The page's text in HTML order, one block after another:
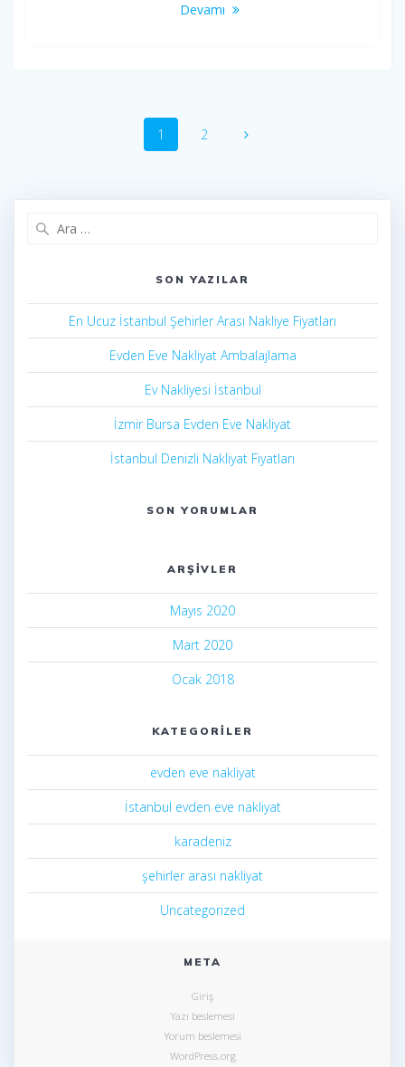
Devamı
Sayfa
1 Sayfa
2
SON YAZILAR
En Ucuz İstanbul Şehirler Arası Nakliye Fiyatları
Evden Eve Nakliyat Ambalajlama
Ev Nakliyesi İstanbul
İzmir Bursa Evden Eve Nakliyat
İstanbul Denizli Nakliyat Fiyatları
SON YORUMLAR
ARŞIVLER
Mayıs 2020
Mart 2020
Ocak 2018
KATEGORILER
evden eve nakliyat
İstanbul evden eve nakliyat
karadeniz
şehirler arası nakliyat
Uncategorized
META
Giriş
Yazı beslemesi
Yorum beslemesi
WordPress.org